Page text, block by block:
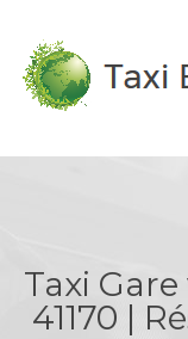
Taxi
41170 |